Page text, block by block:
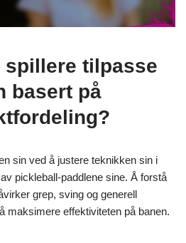
spillere tilpasse
basert på
sin ved å justere teknikken sin i
pickleball-paddlene sine. Å forstå
grep, sving og generell
maksimere effektiviteten på banen.